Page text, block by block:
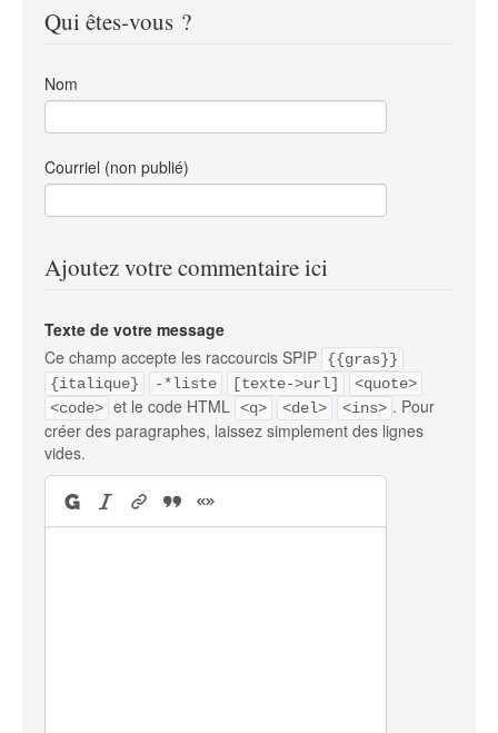
Qui êtes-vous ?
Nom
Courriel (non publié)
Ajoutez votre commentaire ici
Texte de votre message
Ce champ accepte les raccourcis SPIP
{{gras}}
{italique}
-*liste [texte->url]
<quote>
<code> et le code HTML <q> <del> <ins> . Pour
créer des paragraphes, laissez simplement des lignes
vides.